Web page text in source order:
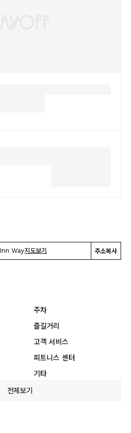
Way지도보기 주소복사
주차
즐길거리
고객 서비스
피트니스 센터
기타
전체보기